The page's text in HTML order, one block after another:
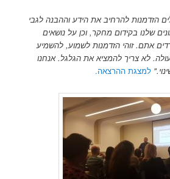
הזדמנות להרחיב את הידע וההבנה לגבי
שלנו בקידום מחקר, וכן על נושאים
אתם. זוהי הזדמנות לשמוע, להשמיע
לא צריך להמציא את הגלגל. אנחנו
למצגת ההרצאה.